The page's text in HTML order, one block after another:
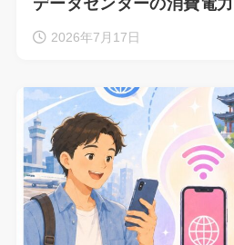
2026年7月17日